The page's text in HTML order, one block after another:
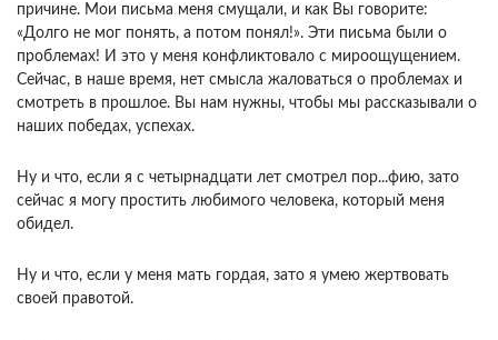
причине. Мои письма меня смущали, и как Вы говорите:
«Долго не мог понять, а потом понял!». Эти письма были о
проблемах! И это у меня конфликтовало с мироощущением.
Сейчас, в наше время, нет смысла жаловаться о проблемах и
смотреть в прошлое. Вы нам нужны, чтобы мы рассказывали о
наших победах, успехах.
Ну и что, если я с четырнадцати лет смотрел пор...фию, зато
сейчас я могу простить любимого человека, который меня
обидел.
Ну и что, если у меня мать гордая, зато я умею жертвовать
своей правотой.